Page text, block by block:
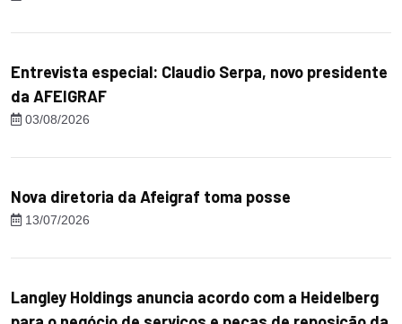
Entrevista especial: Claudio Serpa, novo presidente
da AFEIGRAF
03/08/2026
Nova diretoria da Afeigraf toma posse
13/07/2026
Langley Holdings anuncia acordo com a Heidelberg